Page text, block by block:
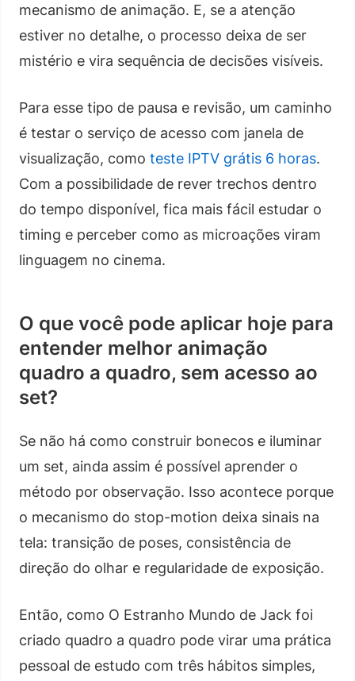
mecanismo de animação. E, se a atenção
estiver no detalhe, o processo deixa de ser
mistério e vira sequência de decisões visíveis.
Para esse tipo de pausa e revisão, um caminho
é testar o serviço de acesso com janela de
visualização, como teste IPTV grátis 6 horas.
Com a possibilidade de rever trechos dentro
do tempo disponível, fica mais fácil estudar o
timing e perceber como as microações viram
linguagem no cinema.
O que você pode aplicar hoje para
entender melhor animação
quadro a quadro, sem acesso ao
set?
Se não há como construir bonecos e iluminar
um set, ainda assim é possível aprender o
método por observação. Isso acontece porque
o mecanismo do stop-motion deixa sinais na
tela: transição de poses, consistência de
direção do olhar e regularidade de exposição.
Então, como O Estranho Mundo de Jack foi
criado quadro a quadro pode virar uma prática
pessoal de estudo com três hábitos simples,